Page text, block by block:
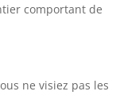
comportant de
ne visiez pas les